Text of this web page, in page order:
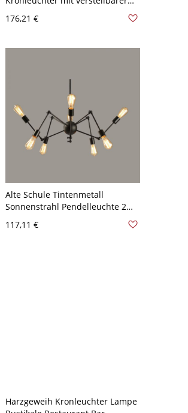
176,21 €
Alte Schule Tintenmetall
Sonnenstrahl Pendelleuchte 2
Ebenen Höhenverstellbar, 110V-
120V, 8, Design 2
117,11 €
Harzgeweih Kronleuchter Lampe